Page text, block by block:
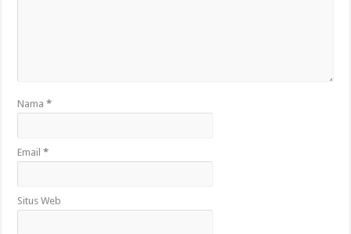
Nama*
Email*
Situs Web